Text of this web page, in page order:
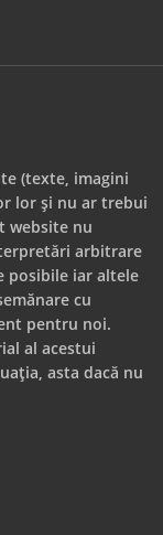
(texte, imagini
lor și nu ar trebui
website nu
arbitrare
posibile iar altele
cu
pentru noi.
al acestui
asta dacă nu